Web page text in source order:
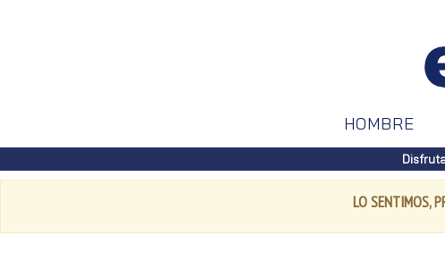
HOMBRE
LO SENTIMOS,